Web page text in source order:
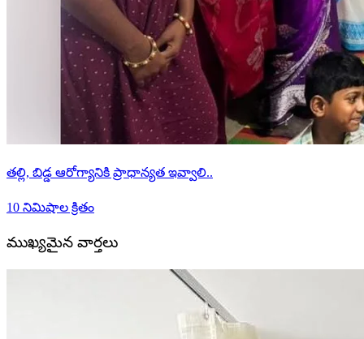
తల్లి, బిడ్డ ఆరోగ్యానికి ప్రాధాన్యత ఇవ్వాలి..
10 నిమిషాల క్రితం
ముఖ్యమైన వార్తలు